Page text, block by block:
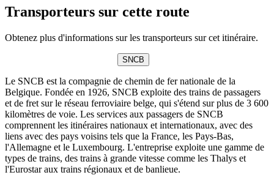
Transporteurs sur cette route
Obtenez plus d'informations sur les transporteurs sur cet itinéraire.
SNCB
Le SNCB est la compagnie de chemin de fer nationale de la
Belgique. Fondée en 1926, SNCB exploite des trains de passagers
et de fret sur le réseau ferroviaire belge, qui s'étend sur plus de 3 600
kilomètres de voie. Les services aux passagers de SNCB
comprennent les itinéraires nationaux et internationaux, avec des
liens avec des pays voisins tels que la France, les Pays-Bas,
l'Allemagne et le Luxembourg. L'entreprise exploite une gamme de
types de trains, des trains à grande vitesse comme les Thalys et
l'Eurostar aux trains régionaux et de banlieue.